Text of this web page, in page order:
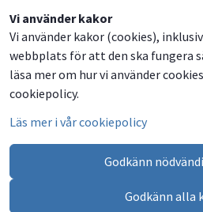
Vi använder kakor
Vi använder kakor (cookies),
webbplats för att den ska fungera
läsa mer om hur vi använder
cookiepolicy.
Läs mer i vår cookiepolicy
Godkänn
Godkänn alla
Dela
på
Facebook
Dela
på
Twitter
Dela
på
LinkedIn
Dela
via
email
Besök
oss
på
Facebook